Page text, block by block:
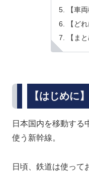
【車
【ど
【まと
【はじめに】
日本国内を移動する
使う新幹線。
日頃、鉄道は使って